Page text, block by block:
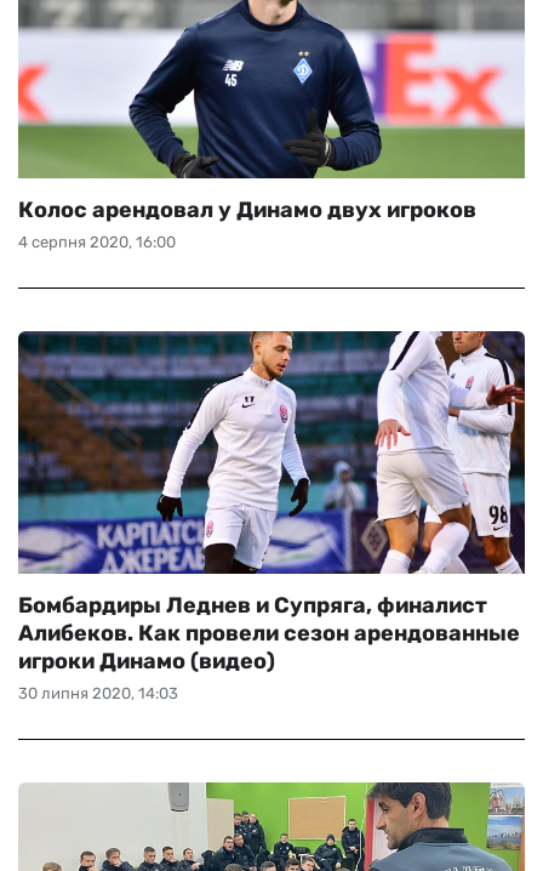
4 серпня 2020, 16:00
Колос арендовал у Динамо двух игроков
30 липня 2020, 14:03
Бомбардиры Леднев и Супряга, финалист
Алибеков. Как провели сезон арендованные
игроки Динамо (видео)